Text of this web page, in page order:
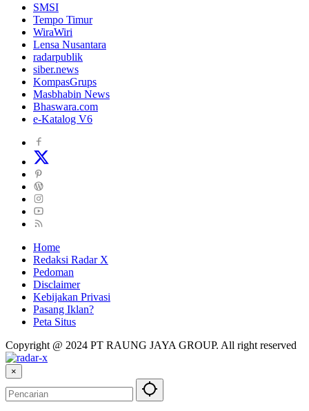
SMSI
Tempo Timur
WiraWiri
Lensa Nusantara
radarpublik
siber.news
KompasGrups
Masbhabin News
Bhaswara.com
e-Katalog V6
Home
Redaksi Radar X
Pedoman
Disclaimer
Kebijakan Privasi
Pasang Iklan?
Peta Situs
Copyright @ 2024 PT RAUNG JAYA GROUP. All right reserved
×